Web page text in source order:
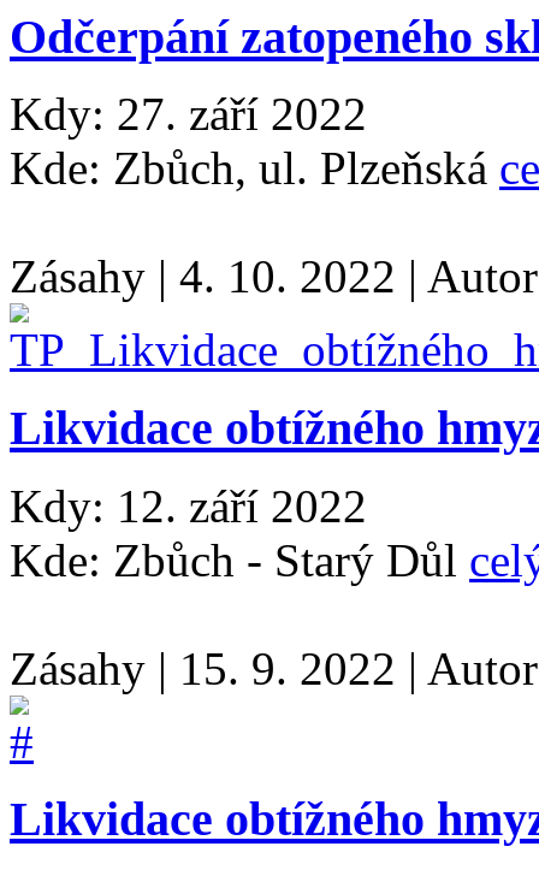
Odčerpání zatopeného
Kdy: 27. září 2022
Kde: Zbůch, ul. Plzeňská
Zásahy | 4. 10. 2022 |
Likvidace obtížného
Kdy: 12. září 2022
Kde: Zbůch - Starý Důl
Zásahy | 15. 9. 2022 |
Likvidace obtížného